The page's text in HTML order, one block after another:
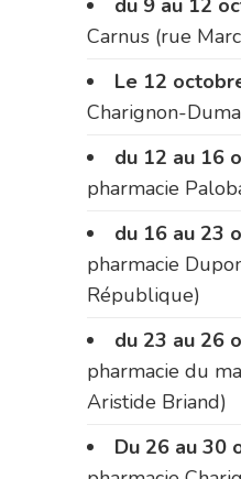
du 9 au 12
Carnus (rue
Le 12
Charignon-
du 12 au 16
pharmacie
du 16 au 23
pharmacie
République)
du 23 au 26
pharmacie du
Aristide Briand)
Du 26 au 30